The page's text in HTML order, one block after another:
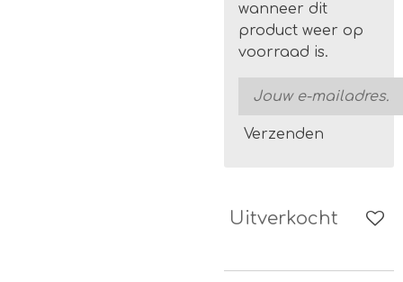
wanneer dit
product weer op
voorraad is.
Verzenden
Uitverkocht